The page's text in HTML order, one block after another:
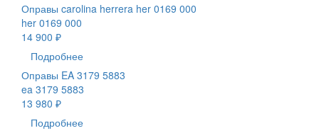
Оправы carolina herrera her 0169 000
her 0169 000
14 900 ₽
Подробнее
Оправы EA 3179 5883
ea 3179 5883
13 980 ₽
Подробнее